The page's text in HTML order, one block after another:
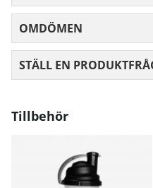
OMDÖMEN
STÄLL EN
Tillbehör